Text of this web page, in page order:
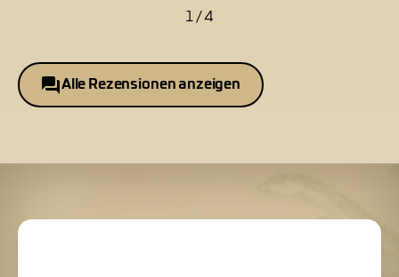
1 / 4
Alle Rezensionen anzeigen